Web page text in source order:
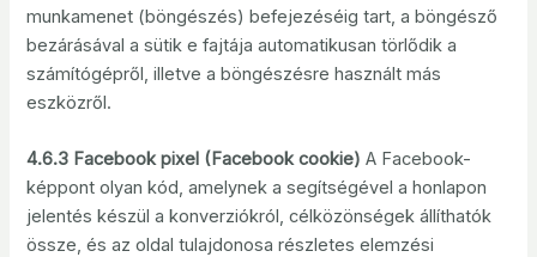
munkamenet (böngészés) befejezéséig tart, a böngésző
bezárásával a sütik e fajtája automatikusan törlődik a
számítógépről, illetve a böngészésre használt más
eszközről.
4.6.3 Facebook pixel (Facebook cookie) A Facebook-
képpont olyan kód, amelynek a segítségével a honlapon
jelentés készül a konverziókról, célközönségek állíthatók
össze, és az oldal tulajdonosa részletes elemzési